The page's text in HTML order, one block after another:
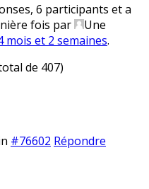
6 participants et a
fois par
Une
mois et 2 semaines.
de 407)
#76602 Répondre